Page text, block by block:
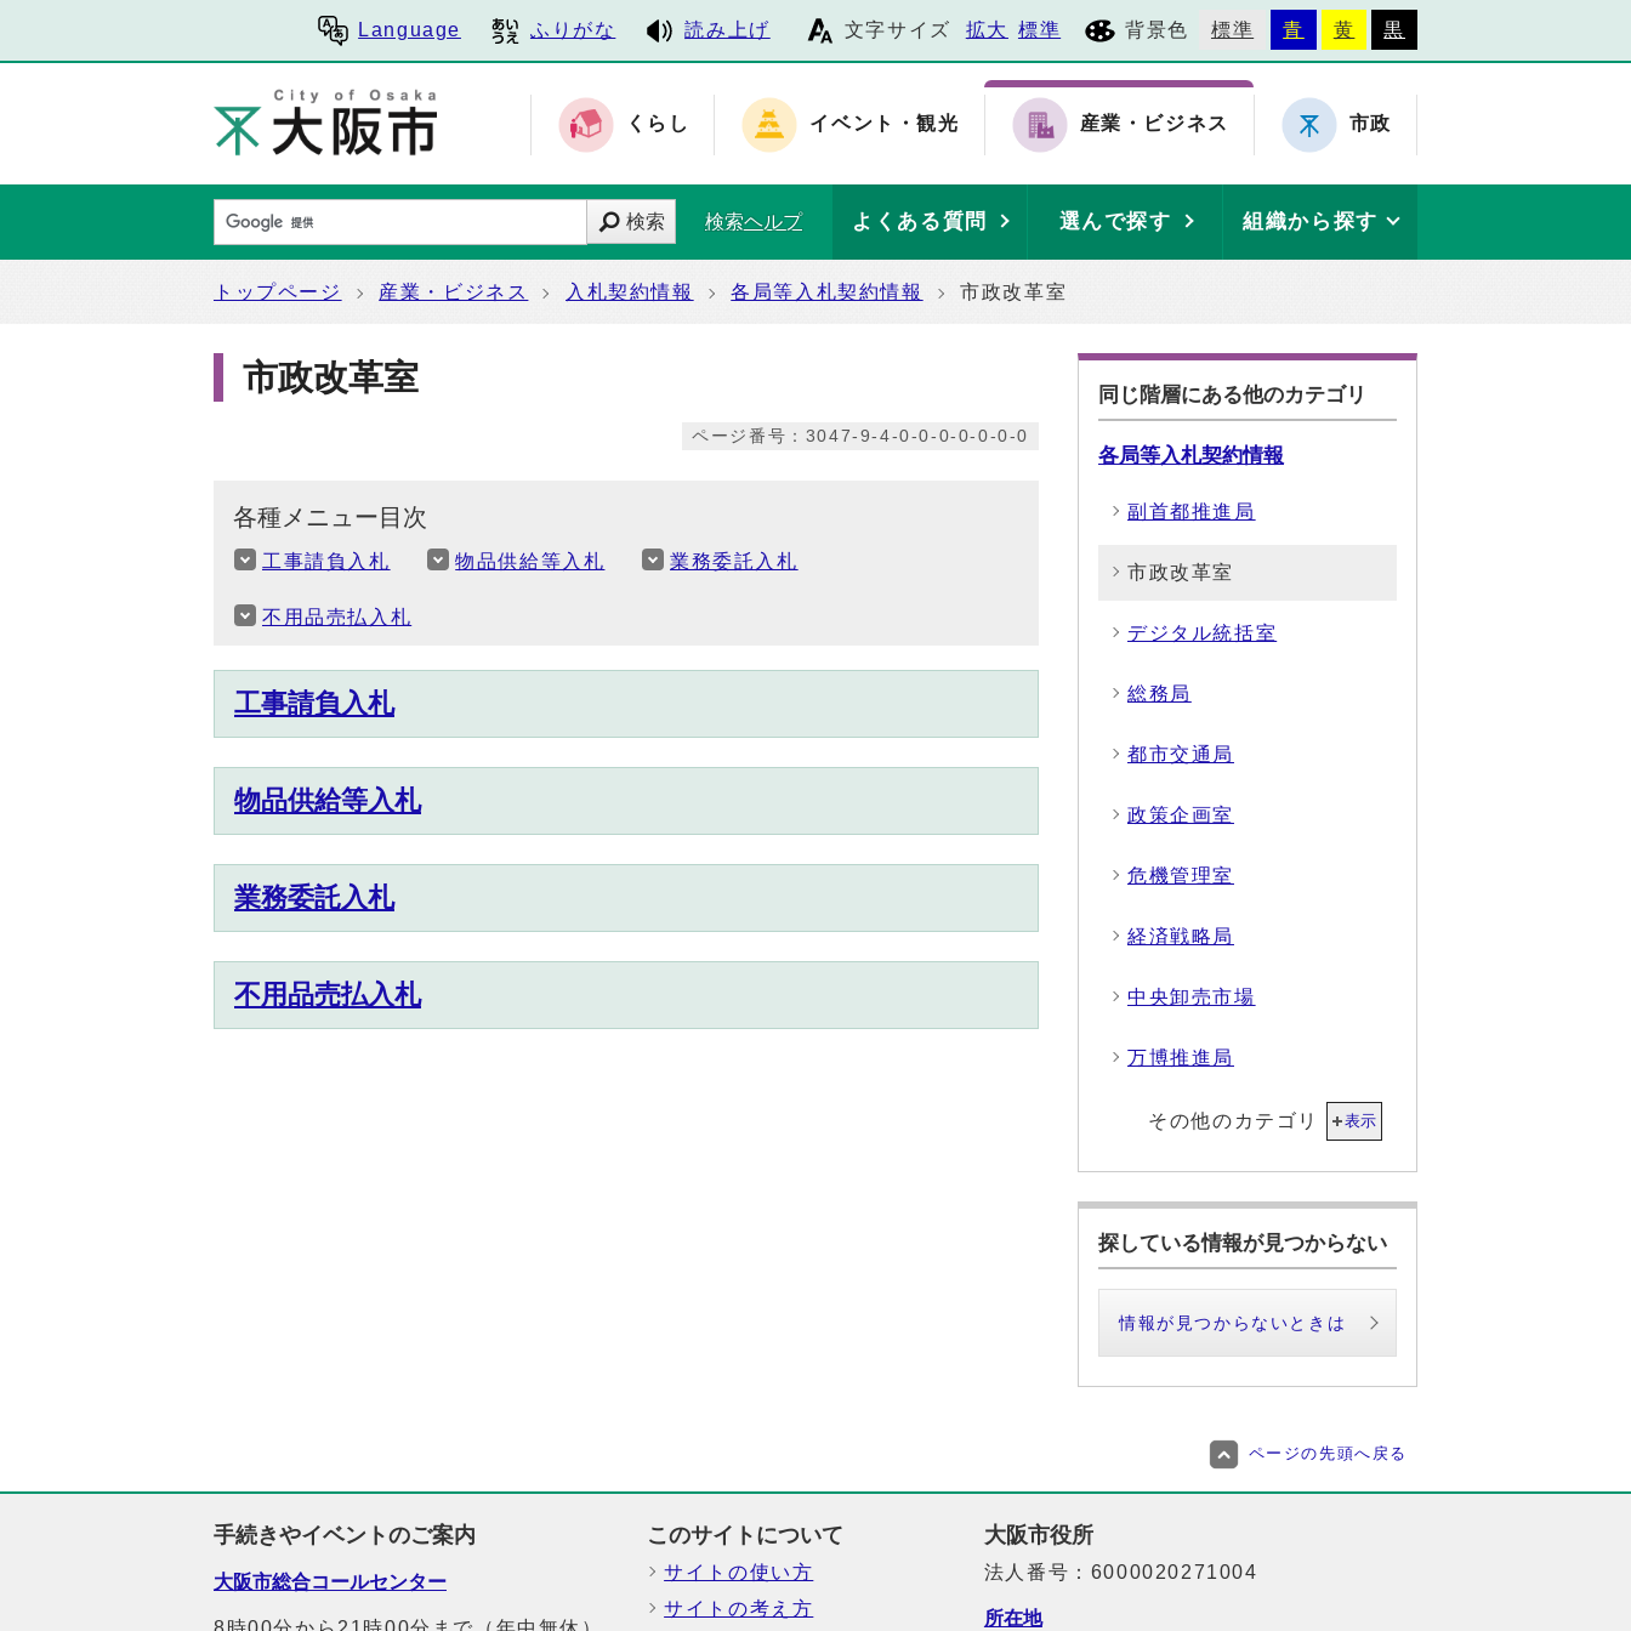
Language ふりがな 読み上げ 文字サイズ 拡大 標準 背景色 標準 青 黄 黒
くらし イベント・観光 産業・ビジネス 市政
検索 検索ヘルプ よくある質問 選んで探す 組織から探す
トップページ 産業・ビジネス 入札契約情報 各局等入札契約情報 市政改革室
市政改革室
ページ番号：3047-9-4-0-0-0-0-0-0-0
各種メニュー目次
工事請負入札 物品供給等入札 業務委託入札
不用品売払入札
工事請負入札
物品供給等入札
業務委託入札
不用品売払入札
同じ階層にある他のカテゴリ
各局等入札契約情報
副首都推進局
市政改革室
デジタル統括室
総務局
都市交通局
政策企画室
危機管理室
経済戦略局
中央卸売市場
万博推進局
その他のカテゴリ 表示
探している情報が見つからない
情報が見つからないときは
ページの先頭へ戻る
手続きやイベントのご案内
大阪市総合コールセンター
このサイトについて
サイトの使い方
サイトの考え方
大阪市役所
法人番号：6000020271004
所在地